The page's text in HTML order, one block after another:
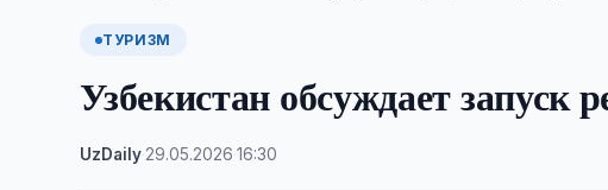
ТУРИЗМ
Узбекистан обсуждает запуск
UzDaily 29.05.2026 ·16:30